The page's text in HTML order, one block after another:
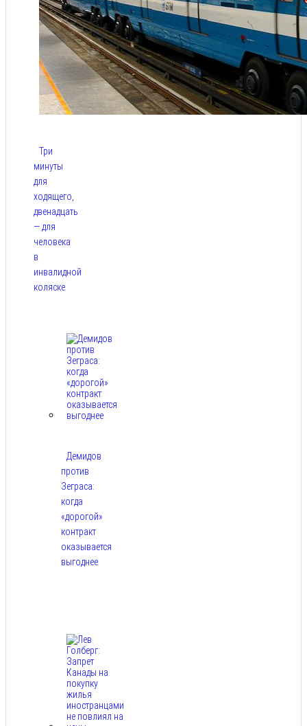
Три
минуты
для
ходящего,
двенадцать
— для
человека
в
инвалидной
коляске
Демидов
против
Зеграса:
когда
«дорогой»
контракт
оказывается
выгоднее